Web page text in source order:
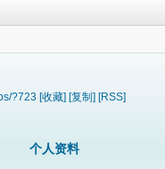
?723 [收藏] [复制] [RSS]
个人资料